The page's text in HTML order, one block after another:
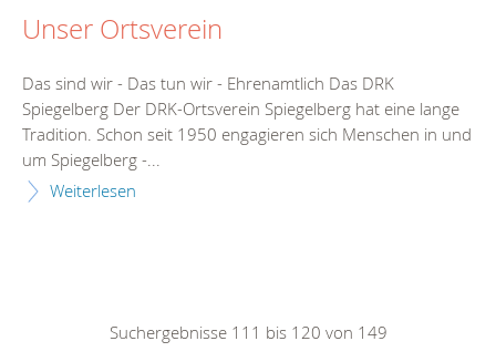
Unser Ortsverein
Das sind wir - Das tun wir - Ehrenamtlich Das DRK
Spiegelberg Der DRK-Ortsverein Spiegelberg hat eine lange
Tradition. Schon seit 1950 engagieren sich Menschen in und
um Spiegelberg -...
Weiterlesen
Suchergebnisse 111 bis 120 von 149